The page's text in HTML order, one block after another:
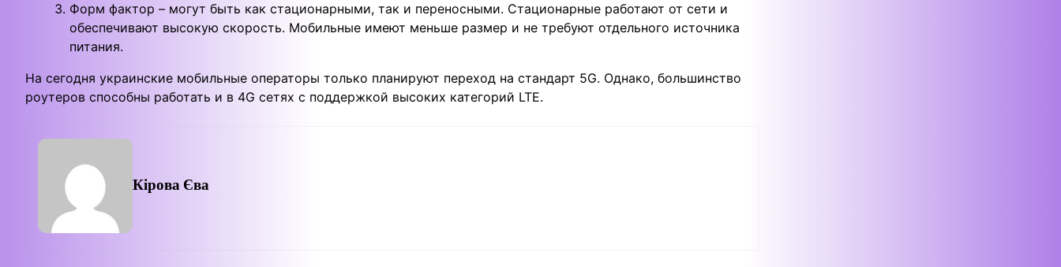
Форм фактор – могут быть как стационарными, так и переносными. Стационарные работают от сети и
обеспечивают высокую скорость. Мобильные имеют меньше размер и не требуют отдельного источника
питания.
На сегодня украинские мобильные операторы только планируют переход на стандарт 5G. Однако, большинство
роутеров способны работать и в 4G сетях с поддержкой высоких категорий LTE.
Кірова Єва